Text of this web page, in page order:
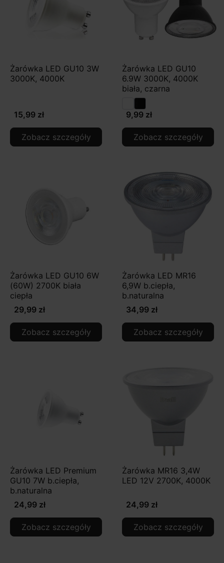
Żarówka LED GU10 3W
3000K, 4000K
15,99 zł
Zobacz szczegóły
Żarówka LED GU10
6.9W 3000K, 4000K
biała, czarna
9,99 zł
Zobacz szczegóły
Żarówka LED GU10 6W
(60W) 2700K biała
ciepła
29,99 zł
Zobacz szczegóły
Żarówka LED MR16
6,9W b.ciepła,
b.naturalna
34,99 zł
Zobacz szczegóły
Żarówka LED Premium
GU10 7W b.ciepła,
b.naturalna
24,99 zł
Zobacz szczegóły
Żarówka MR16 3,4W
LED 12V 2700K, 4000K
24,99 zł
Zobacz szczegóły